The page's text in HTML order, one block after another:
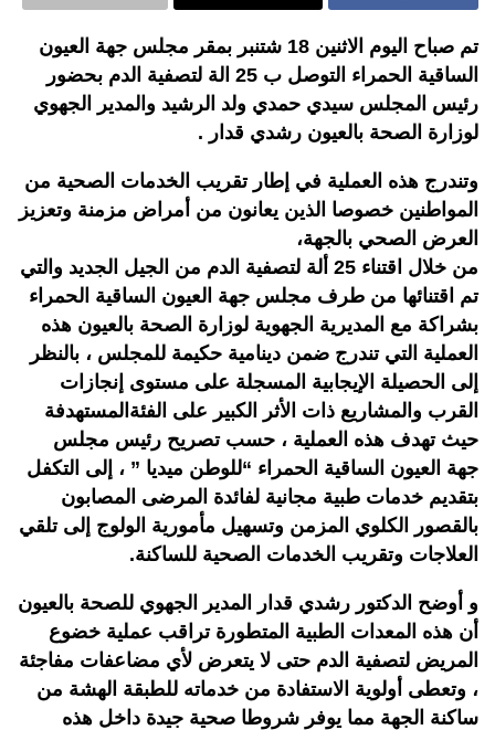
تم صباح اليوم الاثنين 18 شتنبر بمقر مجلس جهة العيون
الساقية الحمراء التوصل ب 25 الة لتصفية الدم بحضور
رئيس المجلس سيدي حمدي ولد الرشيد والمدير الجهوي
لوزارة الصحة بالعيون رشدي قدار .
وتندرج هذه العملية في إطار تقريب الخدمات الصحية من
المواطنين خصوصا الذين يعانون من أمراض مزمنة وتعزيز
العرض الصحي بالجهة،
من خلال اقتناء 25 ألة لتصفية الدم من الجيل الجديد والتي
تم اقتنائها من طرف مجلس جهة العيون الساقية الحمراء
بشراكة مع المديرية الجهوية لوزارة الصحة بالعيون هذه
العملية التي تندرج ضمن دينامية حكيمة للمجلس ، بالنظر
إلى الحصيلة الإيجابية المسجلة على مستوى إنجازات
القرب والمشاريع ذات الأثر الكبير على الفئةالمستهدفة
حيث تهدف هذه العملية ، حسب تصريح رئيس مجلس
جهة العيون الساقية الحمراء “للوطن ميديا ” ، إلى التكفل
بتقديم خدمات طبية مجانية لفائدة المرضى المصابون
بالقصور الكلوي المزمن وتسهيل مأمورية الولوج إلى تلقي
العلاجات وتقريب الخدمات الصحية للساكنة.
و أوضح الدكتور رشدي قدار المدير الجهوي للصحة بالعيون
أن هذه المعدات الطبية المتطورة تراقب عملية خضوع
المريض لتصفية الدم حتى لا يتعرض لأي مضاعفات مفاجئة
، وتعطى أولوية الاستفادة من خدماته للطبقة الهشة من
ساكنة الجهة مما يوفر شروطا صحية جيدة داخل هذه